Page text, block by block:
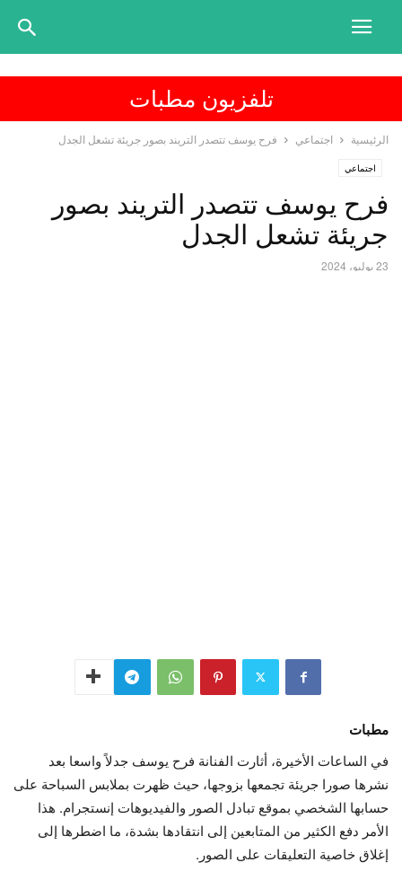
تلفزيون مطبات
الرئيسية اجتماعي فرح يوسف تتصدر التريند بصور جريئة تشعل الجدل
اجتماعي
فرح يوسف تتصدر التريند بصور
جريئة تشعل الجدل
23 يوليو، 2024
مطبات
في الساعات الأخيرة، أثارت الفنانة فرح يوسف جدلاً واسعا بعد
نشرها صورا جريئة تجمعها بزوجها، حيث ظهرت بملابس السباحة على
حسابها الشخصي بموقع تبادل الصور والفيديوهات إنستجرام. هذا
الأمر دفع الكثير من المتابعين إلى انتقادها بشدة، ما اضطرها إلى
إغلاق خاصية التعليقات على الصور.